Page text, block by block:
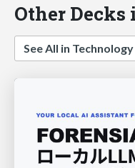
Other
See All in Technology